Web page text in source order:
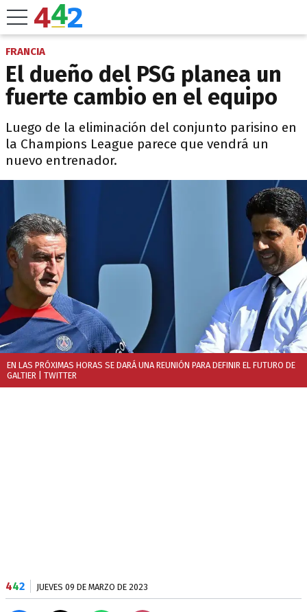
FRANCIA
El dueño del PSG planea un
fuerte cambio en el equipo
Luego de la eliminación del conjunto parisino en
la Champions League parece que vendrá un
nuevo entrenador.
EN LAS PRÓXIMAS HORAS SE DARÁ UNA REUNIÓN PARA DEFINIR EL FUTURO DE
GALTIER
| TWITTER
442 JUEVES 09 DE MARZO DE 2023